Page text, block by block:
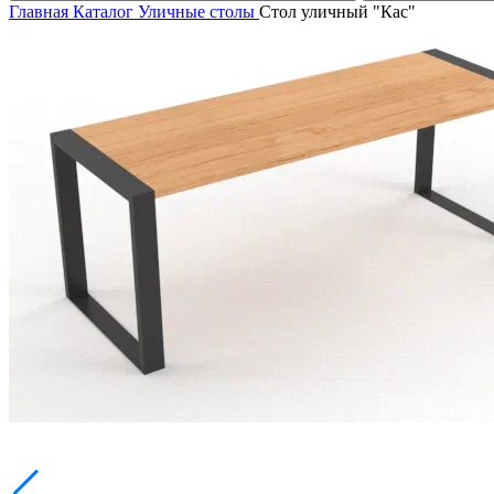
Главная Каталог Уличные столы Стол уличный "Кас"